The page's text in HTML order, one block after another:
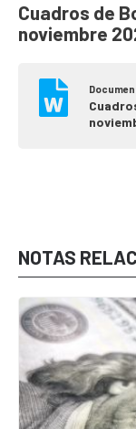
Cuadros de
noviembre
NOTAS